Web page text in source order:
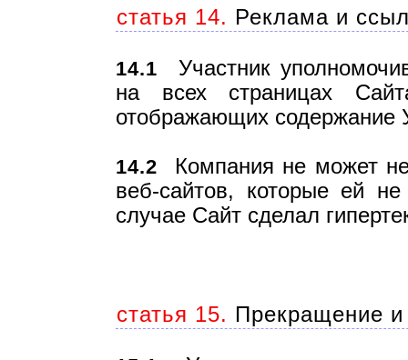
статья 14. Реклама и
14.1 Участник
на всех страницах
отображающих содержание
14.2 Компания не может
веб-сайтов, которые ей
случае Сайт сделал
статья 15. Прекращение и